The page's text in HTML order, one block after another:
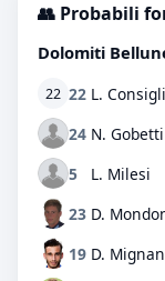
👥 Probabili
Dolomiti
22 22 L.
24 N. Gobetti
5
L. Milesi
23 D.
19 D.